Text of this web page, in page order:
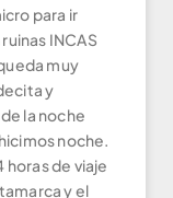
para ir
INCAS
muy
y
la noche
noche.
horas de viaje
y el